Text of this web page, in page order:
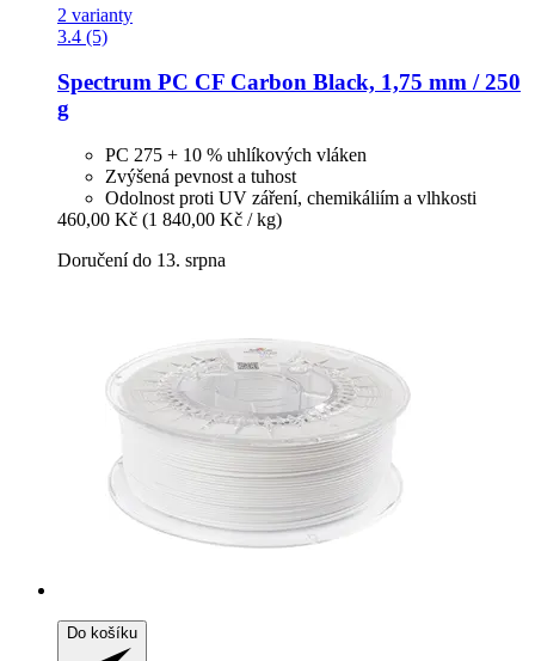
2 varianty
3.4 (5)
Spectrum PC CF Carbon Black, 1,75 mm / 250
g
PC 275 + 10 % uhlíkových vláken
Zvýšená pevnost a tuhost
Odolnost proti UV záření, chemikáliím a vlhkosti
460,00 Kč (1 840,00 Kč / kg)
Doručení do 13. srpna
Do košíku